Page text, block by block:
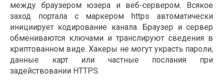
между браузером юзера и веб-сервером. Всякое
заход портала с маркером https автоматически
инициирует кодирование канала. Браузер и сервер
обмениваются ключами и транслируют сведения в
криптованном виде. Хакеры не могут украсть пароли,
данные карт или частные послания при
задействовании HTTPS.